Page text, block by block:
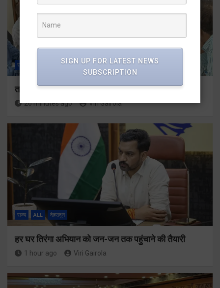
राज्य देहरादून
तकनीकी शिक्षा विभाग प्रदेशभर में आयोजित करेगा रोजगार मेले
26 minutes ago Viri Gairola
राज्य ALL देहरादून
हर घर तिरंगा अभियान को जन-जन तक पहुंचाने की तैयारी
1 hour ago Viri Gairola
SIGN UP FOR LATEST NEWS
SUBSCRIPTION